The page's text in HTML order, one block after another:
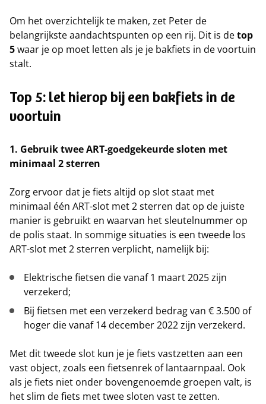
Om het overzichtelijk te maken, zet Peter de
belangrijkste aandachtspunten op een rij. Dit is detop
5waar je op moet letten als je je bakfiets in de voortuin
stalt.
Top 5: let hierop bij een bakfiets in de
voortuin
1. Gebruik twee ART-goedgekeurde sloten met
minimaal 2 sterren
Zorg ervoor dat je fiets altijd op slot staat met
minimaal één ART-slot met 2 sterren dat op de juiste
manier is gebruikt en waarvan het sleutelnummer op
de polis staat. In sommige situaties is een tweede los
ART-slot met 2 sterren verplicht, namelijk bij:
Elektrische fietsen die vanaf 1 maart 2025 zijn
verzekerd;
Bij fietsen met een verzekerd bedrag van € 3.500 of
hoger die vanaf 14 december 2022 zijn verzekerd.
Met dit tweede slot kun je je fiets vastzetten aan een
vast object, zoals een fietsenrek of lantaarnpaal. Ook
als je fiets niet onder bovengenoemde groepen valt, is
het slim de fiets met twee sloten vast te zetten.